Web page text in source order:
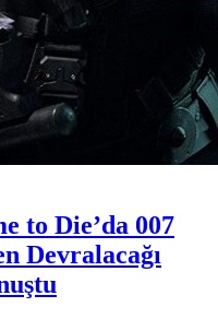
to Die’da 007
Devralacağı